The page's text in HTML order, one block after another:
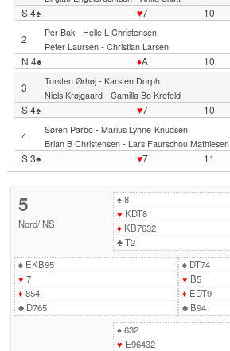
S 4♠ ♥7 10
2
Per Bak- Helle L Christensen
Peter Laursen- Christian Larsen
N 4♠ ♦A 10
3
Torsten Ørhøj- Karsten Dorph
Niels Krøjgaard- Camilla Bo Krefeld
S 4♠ ♥7 10
4
Søren Parbo- Marius Lyhne-Knudsen
Brian B Christensen- Lars Faurschou Mathiesen
S 3♠ ♥7 11
5
Nord/ NS
♠8
♥ KDT8
♦ KB7632
♣T2
♠EKB95
♥ 7
♦ 854
♣D765
♠DT74
♥ B5
♦ EDT9
♣B94
♠632
♥ E96432